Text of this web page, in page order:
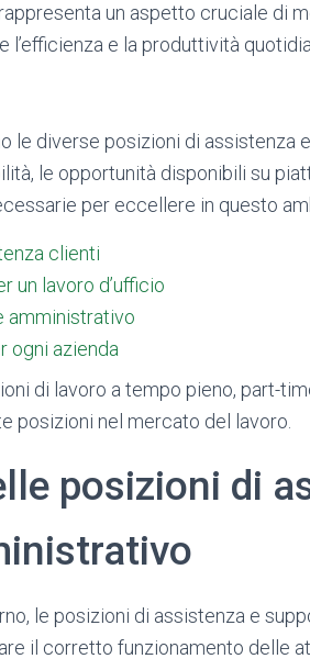
rappresenta un aspetto cruciale di
e la produttività
le diverse posizioni di assistenza
le opportunità disponibili su
per eccellere in questo
clienti
un lavoro d’ufficio
amministrativo
ogni azienda
di lavoro a tempo pieno, part-
posizioni nel mercato del lavoro.
posizioni di
le posizioni di assistenza e
il corretto funzionamento delle